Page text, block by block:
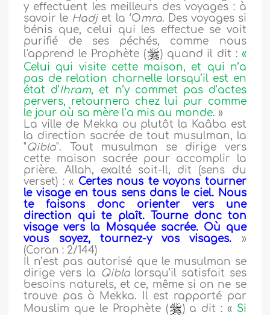
y effectuent les meilleurs des voyages : à
savoir le Hadjet la ‘Omra. Des voyages si
bénis que, celui qui les effectue se voit
purifié de ses péchés, comme nous
l'apprend le Prophète (
) quand il dit : «
Celui qui visite cette maison, et qui n’a
pas de relation charnelle lorsqu’il est en
état d’Ihram, et n’y commet pas d’actes
pervers, retournera chez lui pur comme
le jour où sa mère l’a mis au monde. »
La ville de Mekka ou plutôt la Kaâba est
la direction sacrée de tout musulman, la
"Qibla". Tout musulman se dirige vers
cette maison sacrée pour accomplir la
prière. Allah, exalté soit-Il, dit (sens du
verset) : « Certes nous te voyons tourner
le visage en tous sens dans le ciel. Nous
te faisons donc orienter vers une
direction qui te plaît. Tourne donc ton
visage vers la Mosquée sacrée. Où que
vous soyez, tournez-y vos visages. »
(Coran : 2/144)
Il n’est pas autorisé que le musulman se
dirige vers la Qiblalorsqu’il satisfait ses
besoins naturels, et ce, même si on ne se
trouve pas à Mekka. Il est rapporté par
Mouslim que le Prophète (
) a dit : « Si